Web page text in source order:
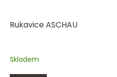
Rukavice ASCHAU
Skladem